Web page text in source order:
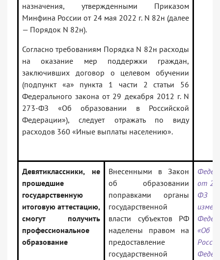
назначения, утвержденными Приказом
Минфина России от 24 мая 2022 г. N 82н (далее
— Порядок N 82н).
Согласно требованиям Порядка N 82н расходы
на оказание мер поддержки граждан,
заключивших договор о целевом обучении
(подпункт «а» пункта 1 части 2 статьи 56
Федерального закона от 29 декабря 2012 г. N
273-ФЗ «Об образовании в Российской
Федерации»), следует отражать по виду
расходов 360 «Иные выплаты населению».
Девятиклассники, не
прошедшие
государственную
итоговую аттестацию,
смогут получить
профессиональное
образование
Внесенными в Закон
об образовании
поправками органы
государственной
власти субъектов РФ
наделены правом на
предоставление
государственной
от
ФЗ
«Об